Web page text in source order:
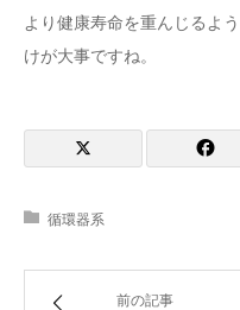
より健康寿命を重んじるよ
けが大事ですね。
循環器系
前の記事